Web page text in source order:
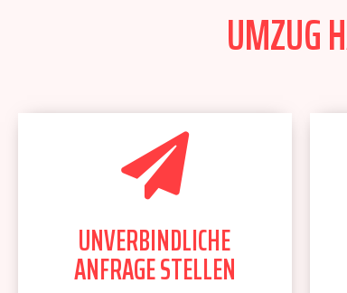
UMZUG
UNVERBINDLICHE
ANFRAGE STELLEN